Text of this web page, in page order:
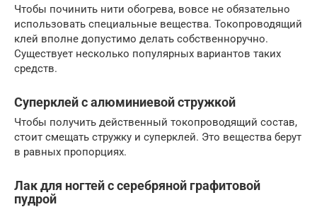
Чтобы починить нити обогрева, вовсе не обязательно
использовать специальные вещества. Токопроводящий
клей вполне допустимо делать собственноручно.
Существует несколько популярных вариантов таких
средств.
Суперклей с алюминиевой стружкой
Чтобы получить действенный токопроводящий состав,
стоит смещать стружку и суперклей. Это вещества берут
в равных пропорциях.
Лак для ногтей с серебряной графитовой
пудрой